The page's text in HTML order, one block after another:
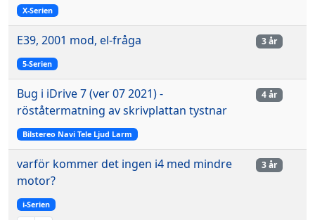
X-Serien
E39, 2001 mod, el-fråga
5-Serien
3 år
Bug i iDrive 7 (ver 07 2021) -
röståtermatning av skrivplattan tystnar
Bilstereo Navi Tele Ljud Larm
4 år
varför kommer det ingen i4 med mindre
motor?
i-Serien
3 år